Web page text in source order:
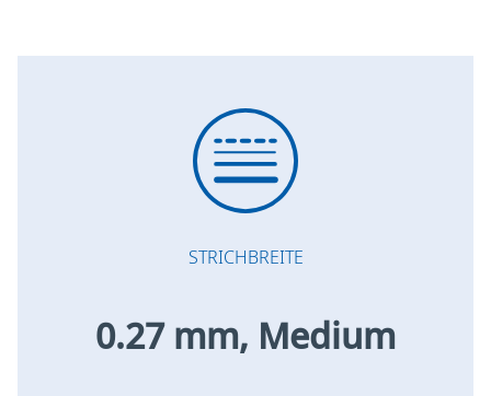
STRICHBREITE
0.27 mm, Medium